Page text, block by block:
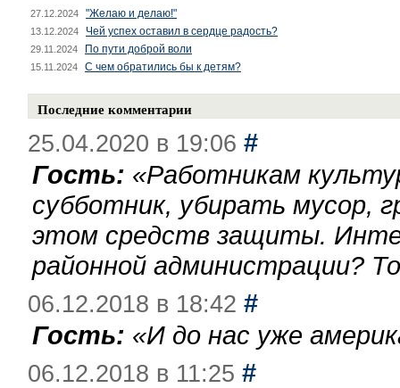
27.12.2024 "Желаю и делаю!"
13.12.2024 Чей успех оставил в сердце радость?
29.11.2024 По пути доброй воли
15.11.2024 С чем обратились бы к детям?
Последние комментарии
25.04.2020 в 19:06 #
Гость: «Работникам
субботник, убирать мусор,
этом средств защиты.
районной администрации?
06.12.2018 в 18:42 #
Гость: «И до нас уже
06.12.2018 в 11:25 #